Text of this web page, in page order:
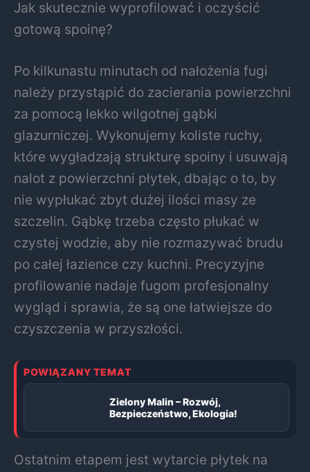
Jak skutecznie wyprofilować i oczyścić
gotową spoinę?
Po kilkunastu minutach od nałożenia fugi
należy przystąpić do zacierania powierzchni
za pomocą lekko wilgotnej gąbki
glazurniczej. Wykonujemy koliste ruchy,
które wygładzają strukturę spoiny i usuwają
nalot z powierzchni płytek, dbając o to, by
nie wypłukać zbyt dużej ilości masy ze
szczelin. Gąbkę trzeba często płukać w
czystej wodzie, aby nie rozmazywać brudu
po całej łazience czy kuchni. Precyzyjne
profilowanie nadaje fugom profesjonalny
wygląd i sprawia, że są one łatwiejsze do
czyszczenia w przyszłości.
POWIĄZANY TEMAT
Zielony Malin – Rozwój,
Bezpieczeństwo, Ekologia!
Ostatnim etapem jest wytarcie płytek na